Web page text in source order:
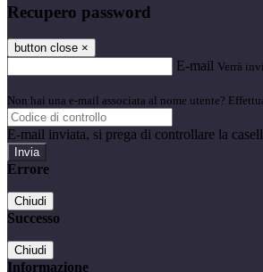
Recupero password
button close ×
E-mail Verrà
Non hai una e-mail associata al nome utente?
E-mail inviata, si prega di controllare la
Errore
Chiudi
Successo
Chiudi
Informazione